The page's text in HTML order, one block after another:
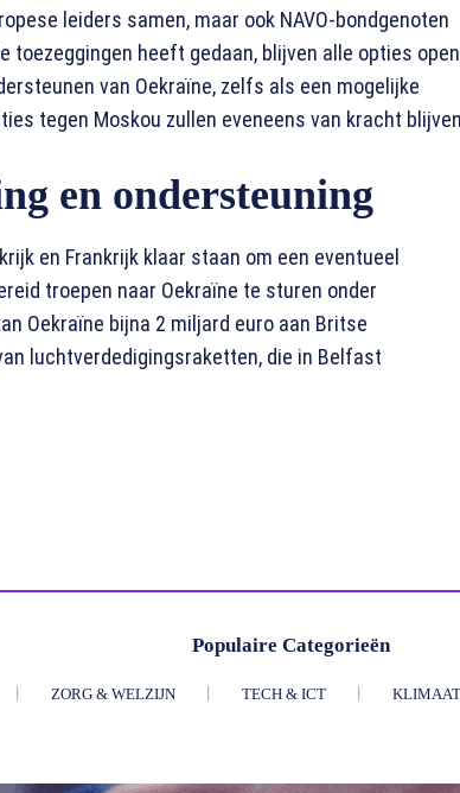
leiders samen, maar ook NAVO-bondgenoten
toezeggingen heeft gedaan, blijven alle opties
van Oekraïne, zelfs als een mogelijke
tegen Moskou zullen eveneens van kracht
en ondersteuning
en Frankrijk klaar staan om een eventueel
troepen naar Oekraïne te sturen onder
Oekraïne bijna 2 miljard euro aan Britse
luchtverdedigingsraketten, die in Belfast
Populaire Categorieën
ZORG & WELZIJN TECH & ICT KLIMAAT